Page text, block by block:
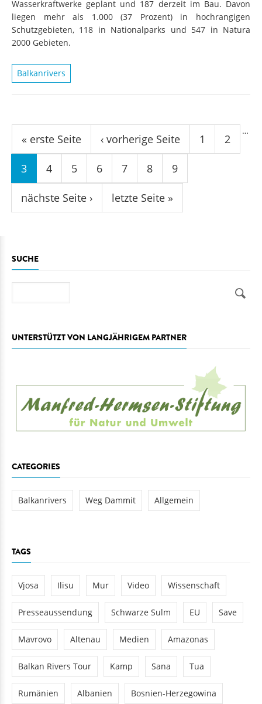
Wasserkraftwerke geplant und 187 derzeit im Bau. Davon
liegen mehr als 1.000 (37 Prozent) in hochrangigen
Schutzgebieten, 118 in Nationalparks und 547 in Natura
2000 Gebieten.
Balkanrivers
Seiten
« erste Seite ‹ vorherige Seite 1 2
3 4 5 6 7 8 9
…
nächste Seite › letzte Seite »
SUCHE
UNTERSTÜTZT VON LANGJÄHRIGEM PARTNER
CATEGORIES
Balkanrivers Weg Dammit Allgemein
TAGS
Vjosa Ilisu Mur Video Wissenschaft
Presseaussendung Schwarze Sulm EU Save
Mavrovo Altenau Medien Amazonas
Balkan Rivers Tour Kamp Sana Tua
Rumänien Albanien Bosnien-Herzegowina